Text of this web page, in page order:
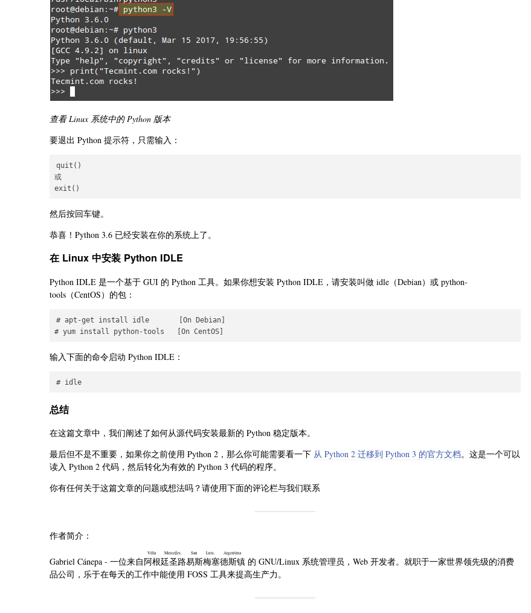
查看 Linux 系统中的 Python 版本
要退出 Python 提示符，只需输入：
quit()
或
然后按回车键。
恭喜！Python 3.6 已经安装在你的系统上了。
在 Linux 中安装 Python IDLE
Python IDLE 是一个基于 GUI 的 Python 工具。如果你想安装 Python IDLE，请安装叫做 idle（Debian）或 python-
tools（CentOS）的包：
# apt-get install idle       [On Debian]
输入下面的命令启动 Python IDLE：
总结
在这篇文章中，我们阐述了如何从源代码安装最新的 Python 稳定版本。
最后但不是不重要，如果你之前使用 Python 2，那么你可能需要看一下 从 Python 2 迁移到 Python 3 的官方文档。这是一个可以
读入 Python 2 代码，然后转化为有效的 Python 3 代码的程序。
你有任何关于这篇文章的问题或想法吗？请使用下面的评论栏与我们联系
作者简介：
Gabriel Cánepa - 一位来自阿根廷圣路易斯梅塞德斯镇
Villa Mercedes, San Luis, Argentina
的 GNU/Linux 系统管理员，Web 开发者。就职于一家世界领先级的消费
品公司，乐于在每天的工作中能使用 FOSS 工具来提高生产力。